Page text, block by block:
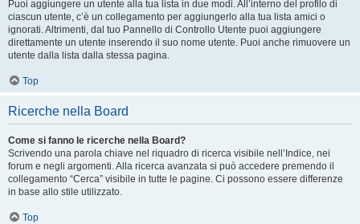
Puoi aggiungere un utente alla tua lista in due modi. All’interno del profilo di
ciascun utente, c’è un collegamento per aggiungerlo alla tua lista amici o
ignorati. Altrimenti, dal tuo Pannello di Controllo Utente puoi aggiungere
direttamente un utente inserendo il suo nome utente. Puoi anche rimuovere un
utente dalla lista dalla stessa pagina.
Top
Ricerche nella Board
Come si fanno le ricerche nella Board?
Scrivendo una parola chiave nel riquadro di ricerca visibile nell’Indice, nei
forum e negli argomenti. Alla ricerca avanzata si può accedere premendo il
collegamento “Cerca” visibile in tutte le pagine. Ci possono essere differenze
in base allo stile utilizzato.
Top